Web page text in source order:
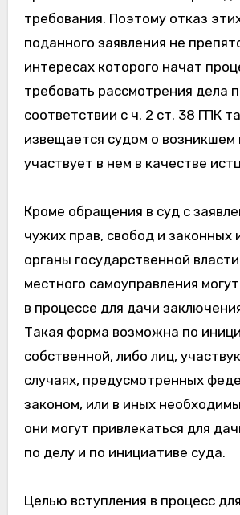
требования. Поэтому отказ
поданного заявления не
интересах которого начат
требовать рассмотрения дела
соответствии с ч. 2 ст. 38 ГПК
извещается судом о возникшем
участвует в нем в качестве
Кроме обращения в суд с
чужих прав, свобод и законных
органы государственной
местного самоуправления
в процессе для дачи
Такая форма возможна по
собственной, либо лиц,
случаях, предусмотренных
законом, или в иных
они могут привлекаться для
по делу и по инициативе суда.
Целью вступления в процесс